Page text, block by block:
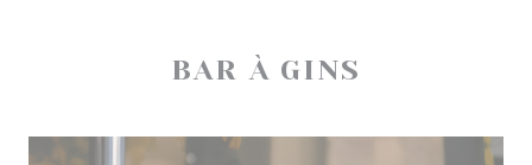
BAR À GINS